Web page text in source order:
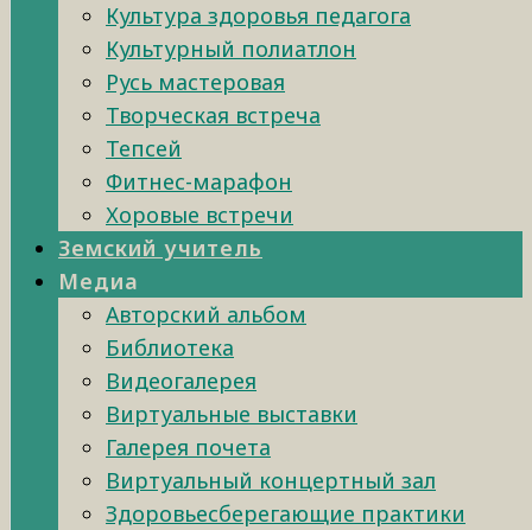
Культура здоровья педагога
Культурный полиатлон
Русь мастеровая
Творческая встреча
Тепсей
Фитнес-марафон
Хоровые встречи
Земский учитель
Медиа
Авторский альбом
Библиотека
Видеогалерея
Виртуальные выставки
Галерея почета
Виртуальный концертный зал
Здоровьесберегающие практики